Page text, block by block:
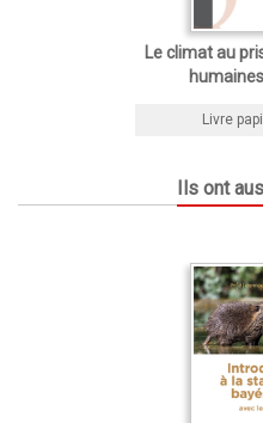
Le climat au
Livre
Ils ont